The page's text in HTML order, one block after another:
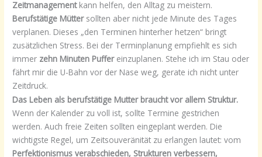
Zeitmanagementkann helfen, den Alltag zu meistern.
Berufstätige Müttersollten aber nicht jede Minute des Tages
verplanen. Dieses „den Terminen hinterher hetzen“ bringt
zusätzlichen Stress. Bei der Terminplanung empfiehlt es sich
immer zehn Minuten Puffereinzuplanen. Stehe ich im Stau oder
fährt mir die U-Bahn vor der Nase weg, gerate ich nicht unter
Zeitdruck.
Das Leben als berufstätige Mutter braucht vor allem Struktur.
Wenn der Kalender zu voll ist, sollte Termine gestrichen
werden. Auch freie Zeiten sollten eingeplant werden. Die
wichtigste Regel, um Zeitsouveränität zu erlangen lautet: vom
Perfektionismus verabschieden, Strukturen verbessern,